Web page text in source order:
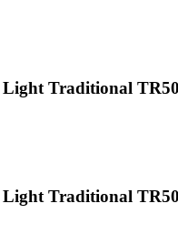
Traditional
Traditional